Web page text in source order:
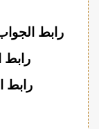
رابط
رابط